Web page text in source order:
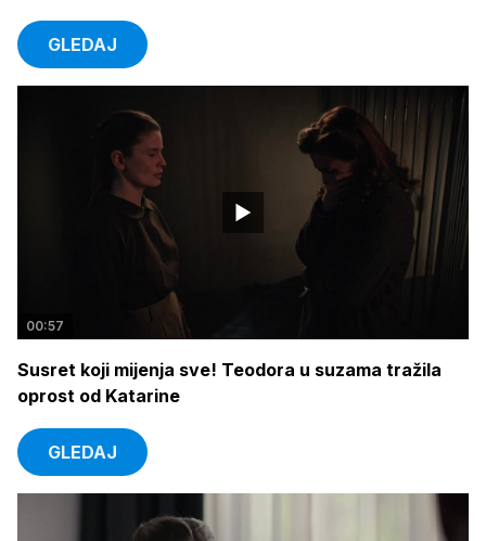
GLEDAJ
00:57
Susret koji mijenja sve! Teodora u suzama tražila
oprost od Katarine
GLEDAJ